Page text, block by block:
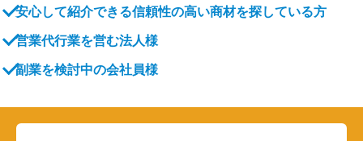
安心して紹介できる信頼性の高い商材を探している方
営業代行業を営む法人様
副業を検討中の会社員様